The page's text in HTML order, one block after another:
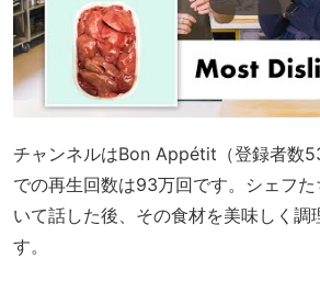
チャンネルはBon Appétit（登録者数
での再生回数は93万回です。シェフ
いて話した後、その食材を美味しく調
す。